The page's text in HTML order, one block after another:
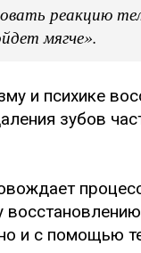
реакцию
мягче».
и психике
зубов
и с помощью